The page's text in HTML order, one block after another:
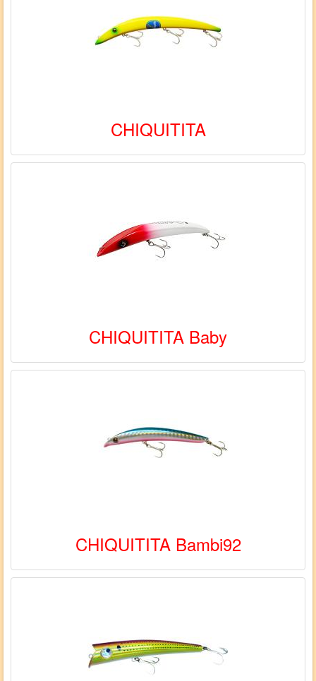
CHIQUITITA
CHIQUITITA Baby
CHIQUITITA Bambi92